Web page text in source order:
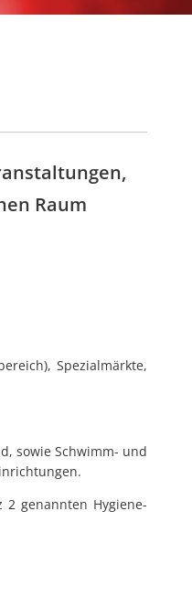
Raum
Spezialmärkte,
sowie Schwimm- und
genannten Hygiene-